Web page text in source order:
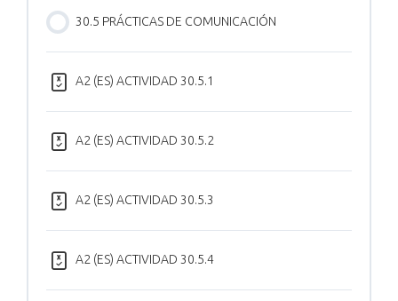
30.5 PRÁCTICAS DE COMUNICACIÓN
A2 (ES) ACTIVIDAD 30.5.1
A2 (ES) ACTIVIDAD 30.5.2
A2 (ES) ACTIVIDAD 30.5.3
A2 (ES) ACTIVIDAD 30.5.4